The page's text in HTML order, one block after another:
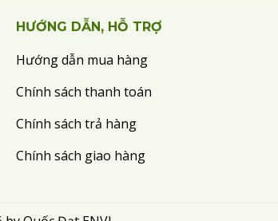
HƯỚNG DẪN, HỖ TRỢ
Hướng dẫn mua hàng
Chính sách thanh toán
Chính sách trả hàng
Chính sách giao hàng